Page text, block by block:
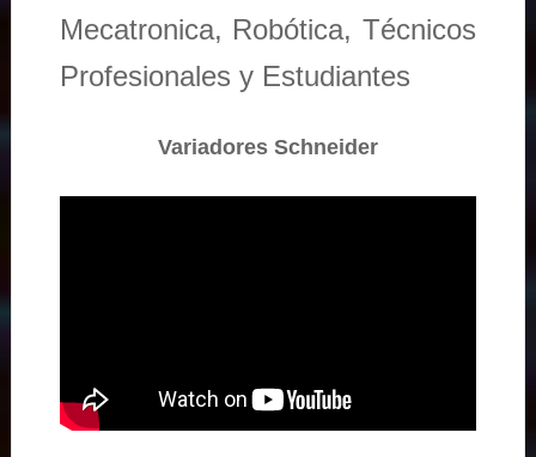
Mecatronica, Robótica, Técnicos
Profesionales y Estudiantes
Variadores Schneider